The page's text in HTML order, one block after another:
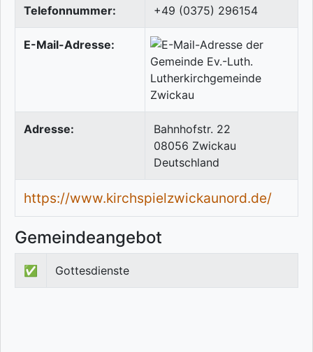
Telefonnummer: +49 (0375) 296154
E-Mail-Adresse:
Adresse:
Bahnhofstr. 22
08056 Zwickau
Deutschland
https://www.kirchspielzwickaunord.de/
Gemeindeangebot
✅ Gottesdienste